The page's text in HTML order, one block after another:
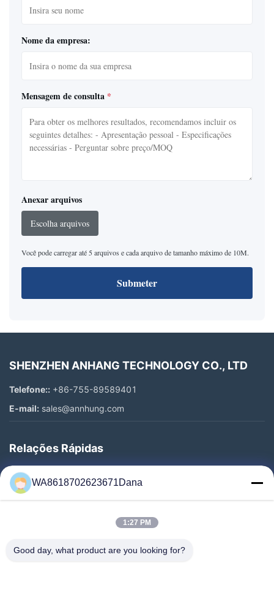
Nome da empresa:
Mensagem de consulta *
Anexar arquivos
Escolha arquivos
Você pode carregar até 5 arquivos e cada arquivo de tamanho máximo de 10M.
Submeter
SHENZHEN ANHANG TECHNOLOGY CO., LTD
Telefone:: +86-755-89589401
E-mail: sales@annhung.com
Relações Rápidas
Para Casa
Produtos
Visita À Fábrica
WA8618702623671Dana
1:27 PM
Good day, what product are you looking for?